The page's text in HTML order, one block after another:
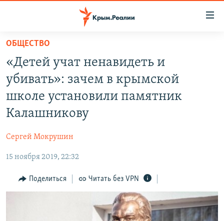
Вернуться
основному
содержанию
Вернутся
главной
Вернутся
СПЕЦПРОЕКТЫ
ИСТОРИЯ
ИНТЕРАКТИВ
ИНФОГРАФИКА
ТЕЛЕПРОЕКТ КРЫМ.РЕАЛИИ
РАДІО СВОБОДА
КАК ОБОЙТИ БЛОКИРОВКУ
ОБЩЕСТВО
«Детей учат ненавидеть и
убивать»: зачем в крымской
школе установили памятник
Калашникову
Сергей Мокрушин
15 ноября 2019, 22:32
Поделиться Читать без VPN